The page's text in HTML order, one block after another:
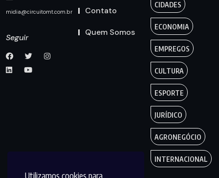
Utilizamos cookies para
midia@circuitomt.com.br
Seguir
Contato
Quem Somos
CIDADES
ECONOMIA
EMPREGOS
CULTURA
ESPORTE
JURÍDICO
AGRONEGÓCIO
INTERNACIONAL